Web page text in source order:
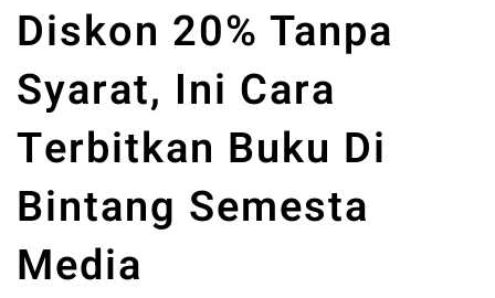
Diskon 20% Tanpa
Syarat, Ini Cara
Terbitkan Buku Di
Bintang Semesta
Media